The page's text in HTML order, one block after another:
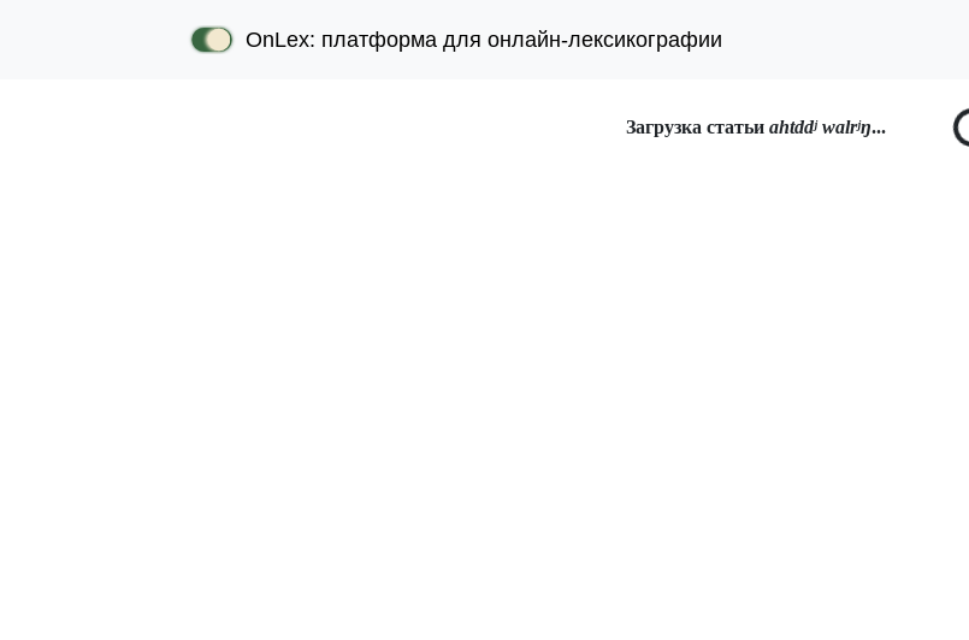
OnLex: платформа для онлайн-лексикографии
Загрузка статьи ahtddʲ walrʲŋ...